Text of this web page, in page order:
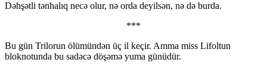
Dəhşətli tənhalıq necə olur, nə orda deyilsən, nə də burda.
***
Bu gün Trilorun ölümündən üç il keçir. Amma miss Lifoltun
bloknotunda bu sadəcə döşəmə yuma günüdür.